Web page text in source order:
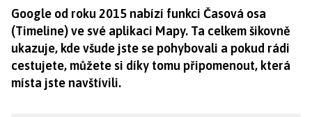
Google od roku 2015 nabízí funkci Časová osa
(Timeline) ve své aplikaci Mapy. Ta celkem šikovně
ukazuje, kde všude jste se pohybovali a pokud rádi
cestujete, můžete si díky tomu připomenout, která
místa jste navštívili.